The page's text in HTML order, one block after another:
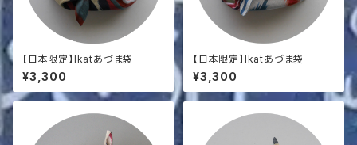
【日本限定】Ikatあづま袋
¥3,300
【日本限定】Ikatあづま袋
¥3,300